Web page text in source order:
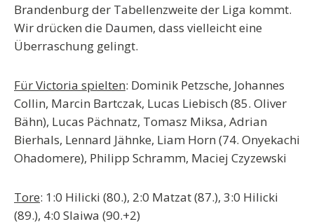
Brandenburg der Tabellenzweite der Liga kommt.
Wir drücken die Daumen, dass vielleicht eine
Überraschung gelingt.
Für Victoria spielten: Dominik Petzsche, Johannes
Collin, Marcin Bartczak, Lucas Liebisch (85. Oliver
Bähn), Lucas Pächnatz, Tomasz Miksa, Adrian
Bierhals, Lennard Jähnke, Liam Horn (74. Onyekachi
Ohadomere), Philipp Schramm, Maciej Czyzewski
Tore: 1:0 Hilicki (80.), 2:0 Matzat (87.), 3:0 Hilicki
(89.), 4:0 Slaiwa (90.+2)